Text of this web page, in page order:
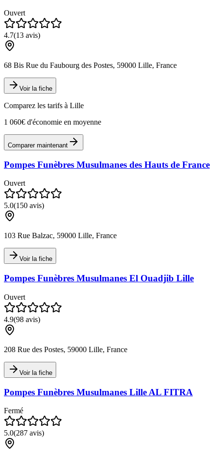
Ouvert
4.7(13 avis)
68 Bis Rue du Faubourg des Postes, 59000 Lille, France
Voir la fiche
Comparez les tarifs à Lille
1 060€ d'économie en moyenne
Comparer maintenant
Pompes Funèbres Musulmanes des Hauts de France
Ouvert
5.0(150 avis)
103 Rue Balzac, 59000 Lille, France
Voir la fiche
Pompes Funèbres Musulmanes El Ouadjib Lille
Ouvert
4.9(98 avis)
208 Rue des Postes, 59000 Lille, France
Voir la fiche
Pompes Funèbres Musulmanes Lille AL FITRA
Fermé
5.0(287 avis)